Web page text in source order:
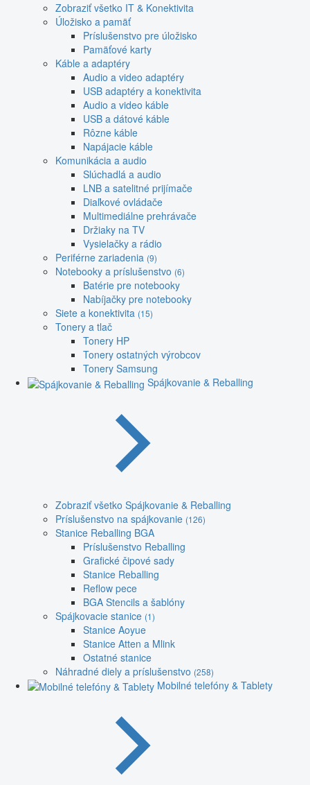
Zobraziť všetko IT & Konektivita
Úložisko a pamäť
Príslušenstvo pre úložisko
Pamäťové karty
Káble a adaptéry
Audio a video adaptéry
USB adaptéry a konektivita
Audio a video káble
USB a dátové káble
Rôzne káble
Napájacie káble
Komunikácia a audio
Slúchadlá a audio
LNB a satelitné prijímače
Diaľkové ovládače
Multimediálne prehrávače
Držiaky na TV
Vysielačky a rádio
Periférne zariadenia (9)
Notebooky a príslušenstvo (6)
Batérie pre notebooky
Nabíjačky pre notebooky
Siete a konektivita (15)
Tonery a tlač
Tonery HP
Tonery ostatných výrobcov
Tonery Samsung
Spájkovanie & Reballing
Zobraziť všetko Spájkovanie & Reballing
Príslušenstvo na spájkovanie (126)
Stanice Reballing BGA
Príslušenstvo Reballing
Grafické čipové sady
Stanice Reballing
Reflow pece
BGA Stencils a šablóny
Spájkovacie stanice (1)
Stanice Aoyue
Stanice Atten a Mlink
Ostatné stanice
Náhradné diely a príslušenstvo (258)
Mobilné telefóny & Tablety